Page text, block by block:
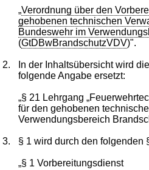
„Verordnung über den
gehobenen technischen
Bundeswehr im
(GtDBwBrandschutzVDV)".
2.
In der Inhaltsübersicht wird
folgende Angabe ersetzt:
„§ 21 Lehrgang
für den gehobenen
Verwendungsbereich
3. § 1 wird durch den folgenden
„§ 1 Vorbereitungsdienst